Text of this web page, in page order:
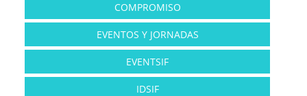
COMPROMISO
EVENTOS Y JORNADAS
EVENTSIF
IDSIF